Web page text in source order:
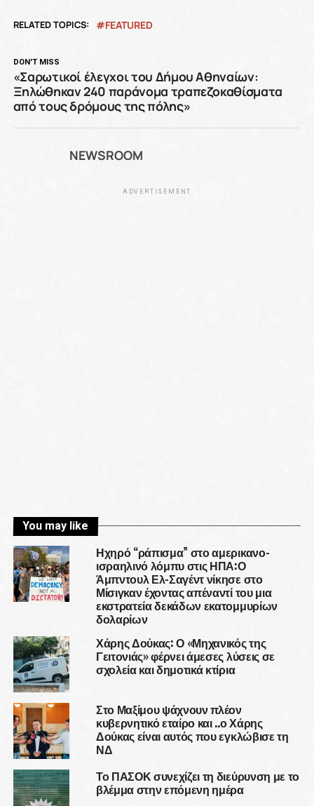
RELATED TOPICS: FEATURED
DON'T MISS
«Σαρωτικοί έλεγχοι του Δήμου Αθηναίων:
Ξηλώθηκαν 240 παράνομα τραπεζοκαθίσματα
από τους δρόμους της πόλης»
NEWSROOM
ADVERTISEMENT
You may like
Ηχηρό “ράπισμα” στο αμερικανο-
ισραηλινό λόμπυ στις ΗΠΑ:Ο
Άμπντουλ Ελ-Σαγέντ νίκησε στο
Μίσιγκαν έχοντας απέναντί του μια
εκστρατεία δεκάδων εκατομμυρίων
δολαρίων
Χάρης Δούκας: Ο «Μηχανικός της
Γειτονιάς» φέρνει άμεσες λύσεις σε
σχολεία και δημοτικά κτίρια
Στο Μαξίμου ψάχνουν πλέον
κυβερνητικό εταίρο και ..ο Χάρης
Δούκας είναι αυτός που εγκλώβισε τη
ΝΔ
Το ΠΑΣΟΚ συνεχίζει τη διεύρυνση με το
βλέμμα στην επόμενη ημέρα